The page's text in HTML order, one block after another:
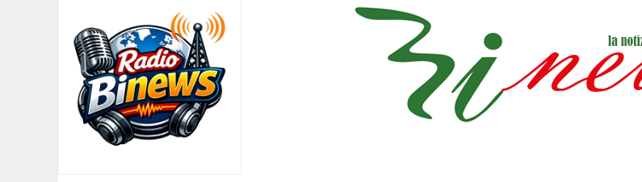
[ 06/08/2026 ] VALLESACCARDA, torna CumVivere: la tavola come simbolo di condivisione, armonia e bellezza.
E MANIFESTAZIONI
[ 29/08/2025 ] SANT’Oggi. Venerdì 29 agosto la chiesa celebra il Martirio di san Giovanni Battista e santa Sabina
[ 24/11/2019 ] 100 DI QUESTI GIORNI. Bolzano, Promessa di Matrimonio per gli avellani Michele e Lucia Vittoria
QUESTI GIORNI